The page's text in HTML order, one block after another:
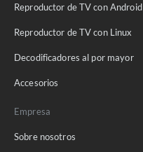
Reproductor de TV con Android
Reproductor de TV con Linux
Decodificadores al por mayor
Accesorios
Empresa
Sobre nosotros